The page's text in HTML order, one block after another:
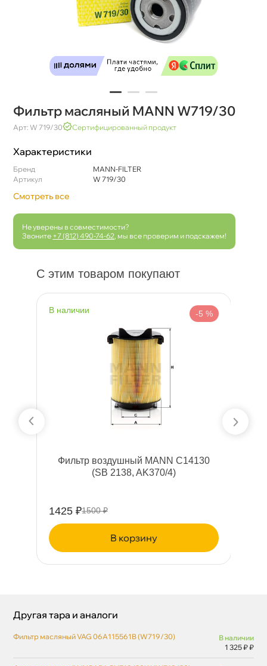
Фильтр масляный MANN W719/30
Арт: W 719/30 Сертифицированный продукт
Характеристики
Бренд
MANN-FILTER
Артикул
W 719/30
Смотреть все
Не уверены в совместимости?
Звоните +7 (812) 490-74-62 , мы все проверим и подскажем!
С этим товаром покупают
наличии -5 %
Фильтр воздушный MANN C14130
(SB 2138, AK370/4)
1425 ₽1500 ₽
корзину
Другая тара и аналоги
Фильтр масляный VAG 06A115561B (W719/30)
наличии
1 325 ₽ ₽